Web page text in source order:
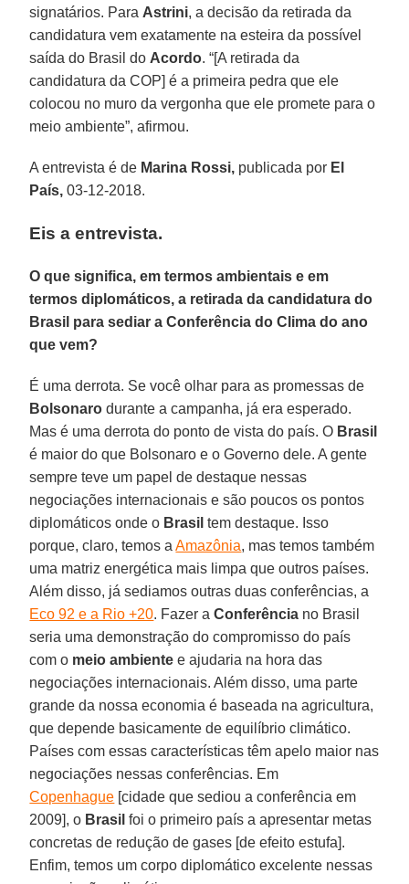
signatários. Para Astrini, a decisão da retirada da
candidatura vem exatamente na esteira da possível
saída do Brasil do Acordo. “[A retirada da
candidatura da COP] é a primeira pedra que ele
colocou no muro da vergonha que ele promete para o
meio ambiente”, afirmou.
A entrevista é de Marina Rossi, publicada por El
País, 03-12-2018.
Eis a entrevista.
O que significa, em termos ambientais e em
termos diplomáticos, a retirada da candidatura do
Brasil para sediar a Conferência do Clima do ano
que vem?
É uma derrota. Se você olhar para as promessas de
Bolsonaro durante a campanha, já era esperado.
Mas é uma derrota do ponto de vista do país. O Brasil
é maior do que Bolsonaro e o Governo dele. A gente
sempre teve um papel de destaque nessas
negociações internacionais e são poucos os pontos
diplomáticos onde o Brasil tem destaque. Isso
porque, claro, temos aAmazônia, mas temos também
uma matriz energética mais limpa que outros países.
Além disso, já sediamos outras duas conferências, a
Eco 92 e a Rio +20. Fazer aConferência no Brasil
seria uma demonstração do compromisso do país
com o meio ambiente e ajudaria na hora das
negociações internacionais. Além disso, uma parte
grande da nossa economia é baseada na agricultura,
que depende basicamente de equilíbrio climático.
Países com essas características têm apelo maior nas
negociações nessas conferências. Em
Copenhague [cidade que sediou a conferência em
2009], o Brasil foi o primeiro país a apresentar metas
concretas de redução de gases [de efeito estufa].
Enfim, temos um corpo diplomático excelente nessas